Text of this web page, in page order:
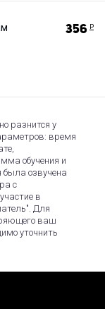
356 Р
разнится у
время
обучения и
была озвучена
с
в
Для
ваш
уточнить